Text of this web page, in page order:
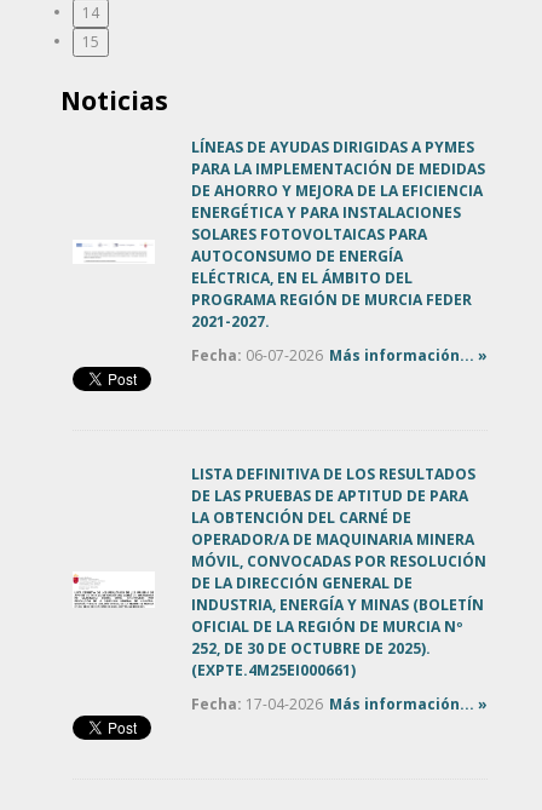
14
15
Noticias
LÍNEAS DE AYUDAS DIRIGIDAS A PYMES
PARA LA IMPLEMENTACIÓN DE MEDIDAS
DE AHORRO Y MEJORA DE LA EFICIENCIA
ENERGÉTICA Y PARA INSTALACIONES
SOLARES FOTOVOLTAICAS PARA
AUTOCONSUMO DE ENERGÍA
ELÉCTRICA, EN EL ÁMBITO DEL
PROGRAMA REGIÓN DE MURCIA FEDER
2021-2027.
Fecha: 06-07-2026 Más información... »
LISTA DEFINITIVA DE LOS RESULTADOS
DE LAS PRUEBAS DE APTITUD DE PARA
LA OBTENCIÓN DEL CARNÉ DE
OPERADOR/A DE MAQUINARIA MINERA
MÓVIL, CONVOCADAS POR RESOLUCIÓN
DE LA DIRECCIÓN GENERAL DE
INDUSTRIA, ENERGÍA Y MINAS (BOLETÍN
OFICIAL DE LA REGIÓN DE MURCIA Nº
252, DE 30 DE OCTUBRE DE 2025).
(EXPTE.4M25EI000661)
Fecha: 17-04-2026 Más información... »